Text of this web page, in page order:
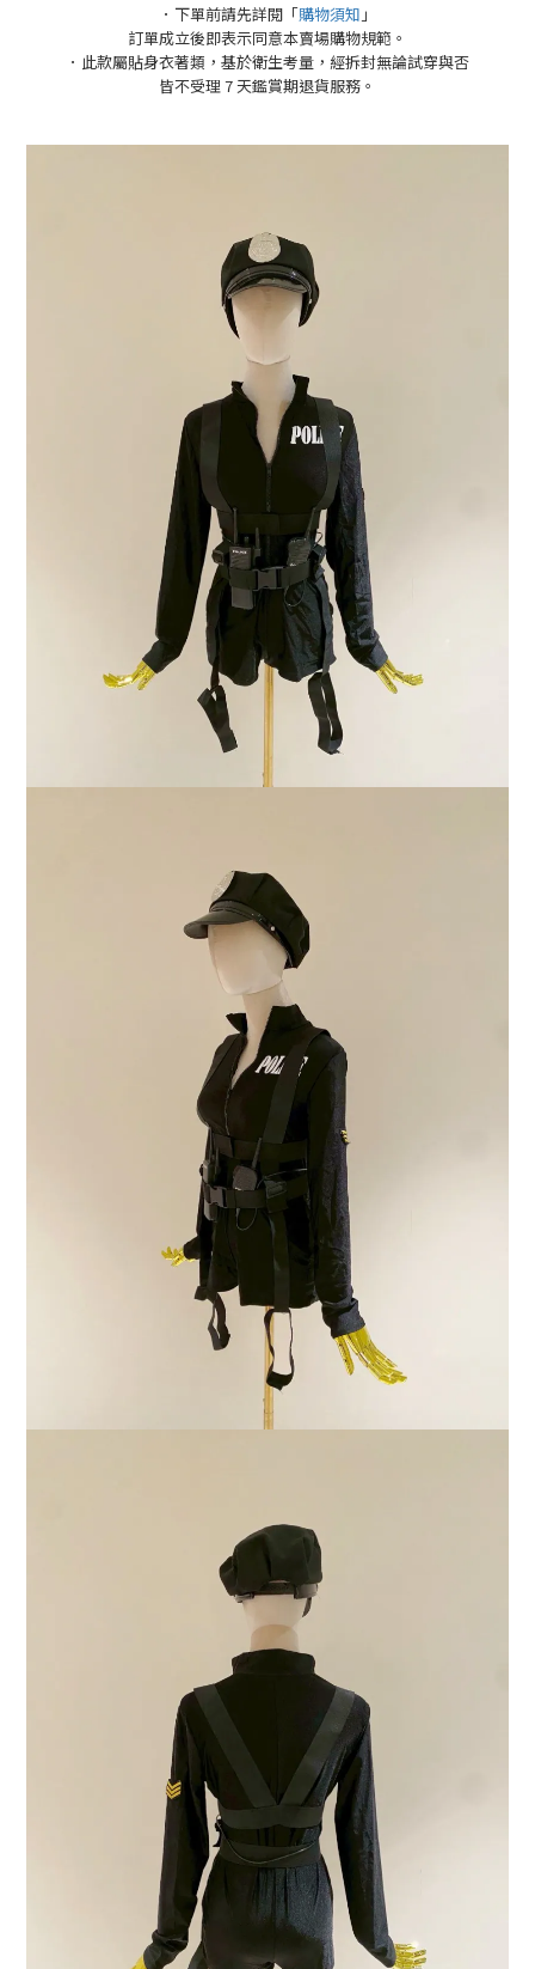
．下單前請先詳閱「購物須知 」
訂單成立後即表示同意本賣場購物規範。
．此款屬貼身衣著類，基於衛生考量，經拆封無論試穿與否
皆不受理 7 天鑑賞期退貨服務。